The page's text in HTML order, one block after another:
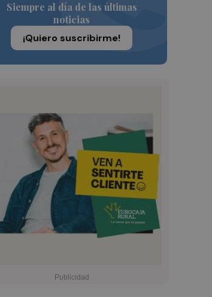
Siempre al día de las últimas
noticias
¡Quiero suscribirme!